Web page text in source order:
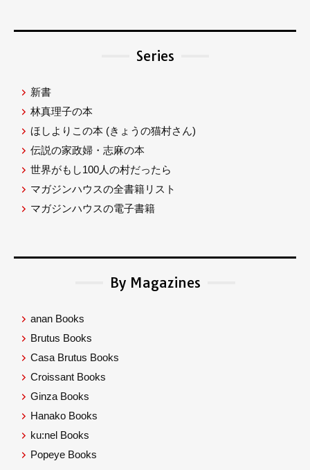
Series
新書
林真理子の本
ほしよりこの本 (きょうの猫村さん)
伝説の家政婦・志麻の本
世界がもし100人の村だったら
マガジンハウスの全書籍リスト
マガジンハウスの電子書籍
By Magazines
anan Books
Brutus Books
Casa Brutus Books
Croissant Books
Ginza Books
Hanako Books
ku:nel Books
Popeye Books